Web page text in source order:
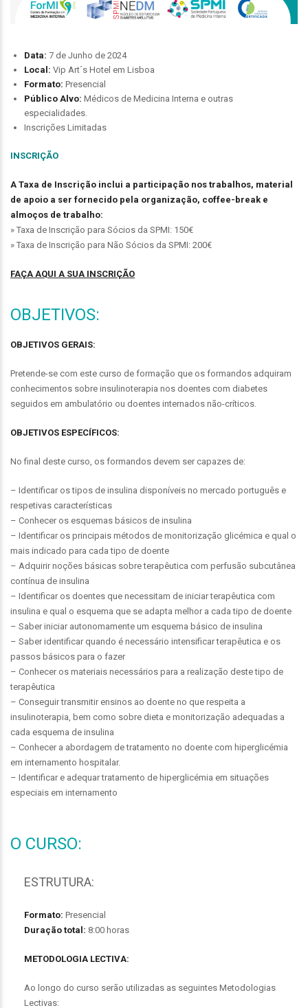
Data: 7 de Junho de 2024
Local: Vip Art´s Hotel em Lisboa
Formato: Presencial
Público Alvo: Médicos de Medicina Interna e outras
especialidades.
Inscrições Limitadas
INSCRIÇÃO
A Taxa de Inscrição inclui a participação nos trabalhos, material
de apoio a ser fornecido pela organização, coffee-break e
almoços de trabalho:
» Taxa de Inscrição para Sócios da SPMI: 150€
» Taxa de Inscrição para Não Sócios da SPMI: 200€
FAÇA AQUI A SUA INSCRIÇÃO
OBJETIVOS:
OBJETIVOS GERAIS:
Pretende-se com este curso de formação que os formandos adquiram
conhecimentos sobre insulinoterapia nos doentes com diabetes
seguidos em ambulatório ou doentes internados não-críticos.
OBJETIVOS ESPECÍFICOS:
No final deste curso, os formandos devem ser capazes de:
– Identificar os tipos de insulina disponíveis no mercado português e
respetivas características
– Conhecer os esquemas básicos de insulina
– Identificar os principais métodos de monitorização glicémica e qual o
mais indicado para cada tipo de doente
– Adquirir noções básicas sobre terapêutica com perfusão subcutânea
contínua de insulina
– Identificar os doentes que necessitam de iniciar terapêutica com
insulina e qual o esquema que se adapta melhor a cada tipo de doente
– Saber iniciar autonomamente um esquema básico de insulina
– Saber identificar quando é necessário intensificar terapêutica e os
passos básicos para o fazer
– Conhecer os materiais necessários para a realização deste tipo de
terapêutica
– Conseguir transmitir ensinos ao doente no que respeita a
insulinoterapia, bem como sobre dieta e monitorização adequadas a
cada esquema de insulina
– Conhecer a abordagem de tratamento no doente com hiperglicémia
em internamento hospitalar.
– Identificar e adequar tratamento de hiperglicémia em situações
especiais em internamento
O CURSO:
ESTRUTURA:
Formato: Presencial
Duração total: 8:00 horas
METODOLOGIA LECTIVA:
Ao longo do curso serão utilizadas as seguintes Metodologias
Lectivas: